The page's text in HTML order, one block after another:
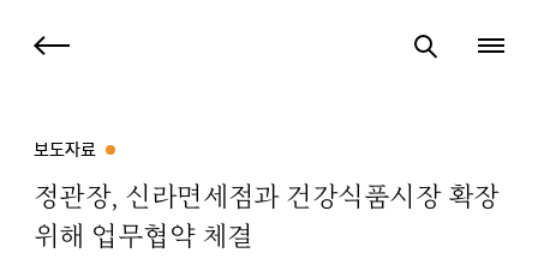
보도자료
정관장, 신라면세점과 건강식품시장 확장
위해 업무협약 체결